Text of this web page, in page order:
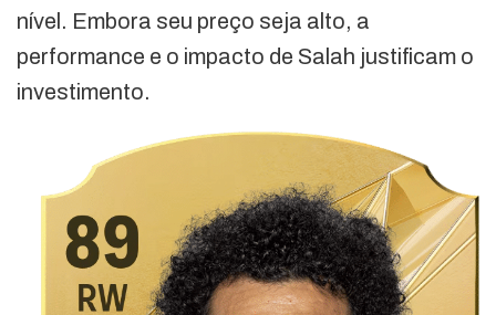
nível. Embora seu preço seja alto, a
performance e o impacto de Salah justificam o
investimento.